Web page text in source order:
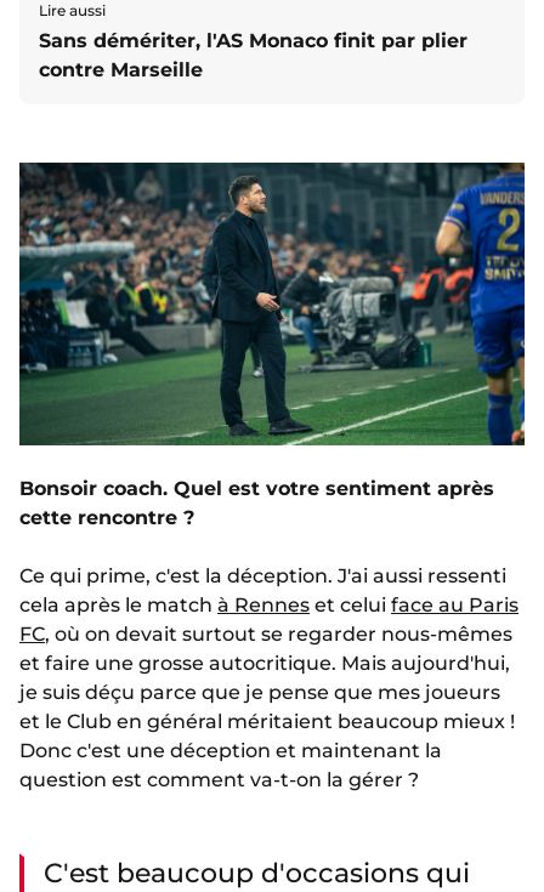
Lire aussi
Sans démériter, l'AS Monaco finit par plier
contre Marseille
Bonsoir coach. Quel est votre sentiment après
cette rencontre ?
Ce qui prime, c'est la déception. J'ai aussi ressenti
cela après le match à Rennes et celui face au Paris
FC, où on devait surtout se regarder nous-mêmes
et faire une grosse autocritique. Mais aujourd'hui,
je suis déçu parce que je pense que mes joueurs
et le Club en général méritaient beaucoup mieux !
Donc c'est une déception et maintenant la
question est comment va-t-on la gérer ?
C'est beaucoup d'occasions qui